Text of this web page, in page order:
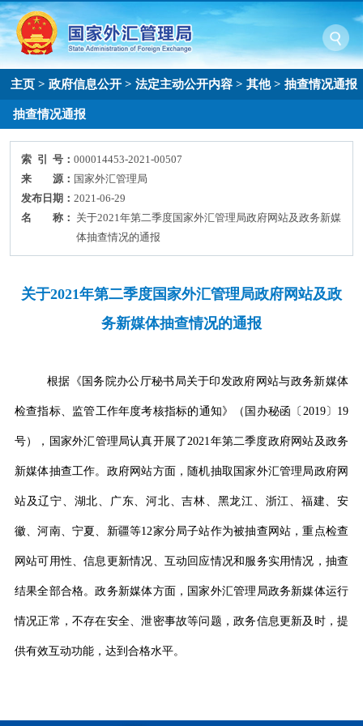
主页 >政府信息公开 >法定主动公开内容 >其他>抽查情况通报
抽查情况通报
索 引 号：000014453-2021-00507
来 源： 国家外汇管理局
发布日期：2021-06-29
名 称： 关于2021年第二季度国家外汇管理局政府网站及政务新媒
体抽查情况的通报
关于2021年第二季度国家外汇管理局政府网站及政
务新媒体抽查情况的通报
根据《国务院办公厅秘书局关于印发政府网站与政务新媒体
检查指标、监管工作年度考核指标的通知》（国办秘函〔 2019〕 19
号），国家外汇管理局认真开展了 2021 年第二季度政府网站及政务
新媒体抽查工作。政府网站方面，随机抽取国家外汇管理局政府网
站及辽宁、湖北、广东、河北、吉林、黑龙江、浙江、福建、安
徽、河南、宁夏、新疆等12家分局子站作为被抽查网站，重点检查
网站可用性、信息更新情况、互动回应情况和服务实用情况，抽查
结果全部合格。政务新媒体方面，国家外汇管理局政务新媒体运行
情况正常，不存在安全、泄密事故等问题，政务信息更新及时，提
供有效互动功能，达到合格水平。